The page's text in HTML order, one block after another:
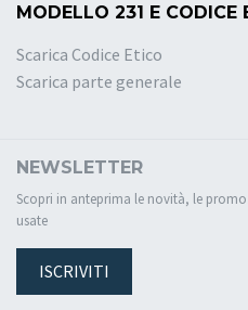
MODELLO 231 E CODICE
Scarica Codice Etico
Scarica parte generale
NEWSLETTER
Scopri in anteprima le novità, le
usate
ISCRIVITI